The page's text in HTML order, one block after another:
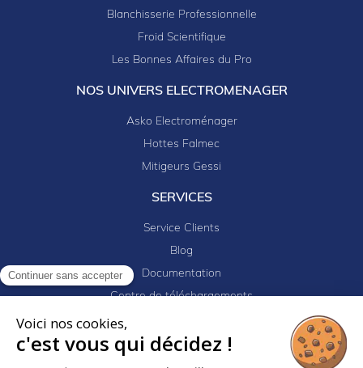
Continuer sans accepter
Voici nos cookies,
c'est vous qui décidez !
Blanchisserie Professionnelle
Froid Scientifique
Les Bonnes Affaires du Pro
NOS UNIVERS ELECTROMENAGER
Asko Electroménager
Hottes Falmec
Mitigeurs Gessi
SERVICES
Service Clients
Blog
Documentation
Centre de téléchargements
Newsletter
Logiciel EJ32